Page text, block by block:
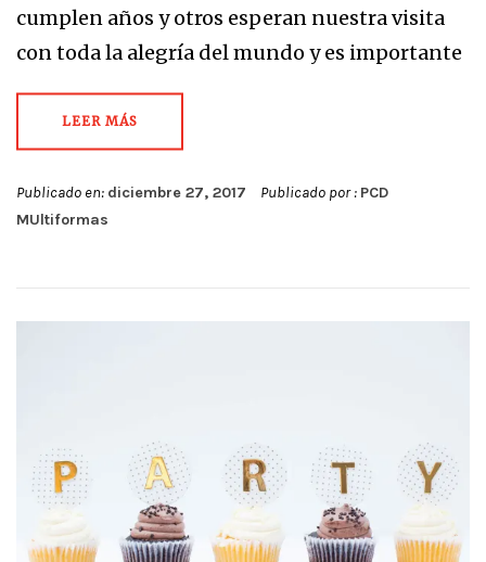
cumplen años y otros esperan nuestra visita
con toda la alegría del mundo y es importante
LEER MÁS
Publicado en: diciembre 27, 2017 Publicado por : PCD
MUltiformas